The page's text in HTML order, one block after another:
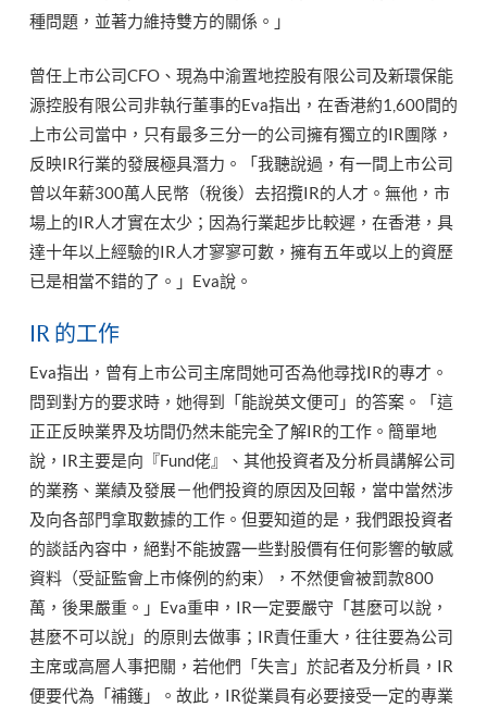
種問題，並著力維持雙方的關係。」
曾任上市公司CFO、現為中渝置地控股有限公司及新環保能
源控股有限公司非執行董事的Eva指出，在香港約1,600間的
上市公司當中，只有最多三分一的公司擁有獨立的IR團隊，
反映IR行業的發展極具潛力。「我聽說過，有一間上市公司
曾以年薪300萬人民幣（稅後）去招攬IR的人才。無他，市
場上的IR人才實在太少；因為行業起步比較遲，在香港，具
達十年以上經驗的IR人才寥寥可數，擁有五年或以上的資歷
已是相當不錯的了。」Eva說。
IR 的工作
Eva指出，曾有上市公司主席問她可否為他尋找IR的專才。
問到對方的要求時，她得到「能說英文便可」的答案。「這
正正反映業界及坊間仍然未能完全了解IR的工作。簡單地
說，IR主要是向『Fund佬』、其他投資者及分析員講解公司
的業務、業績及發展－他們投資的原因及回報，當中當然涉
及向各部門拿取數據的工作。但要知道的是，我們跟投資者
的談話內容中，絕對不能披露一些對股價有任何影響的敏感
資料（受証監會上市條例的約束），不然便會被罰款800
萬，後果嚴重。」Eva重申，IR一定要嚴守「甚麼可以說，
甚麼不可以說」的原則去做事；IR責任重大，往往要為公司
主席或高層人事把關，若他們「失言」於記者及分析員，IR
便要代為「補鑊」。故此，IR從業員有必要接受一定的專業